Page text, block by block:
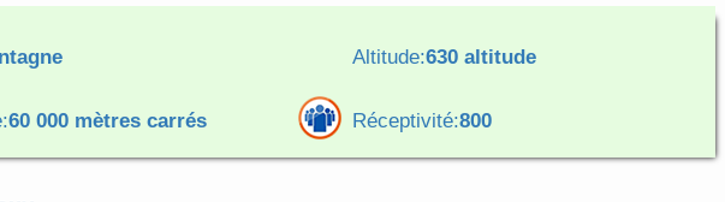
Altitude:630 altitude
60 000 mètres carrés Réceptivité:800